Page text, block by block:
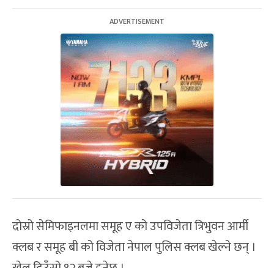
दोस्रो सेमिफाइनलमा समूह ए को उपविजेता त्रिभुवन आर्मी
क्लब र समूह बी को विजेता नेपाल पुलिस क्लब खेल्ने छन् ।